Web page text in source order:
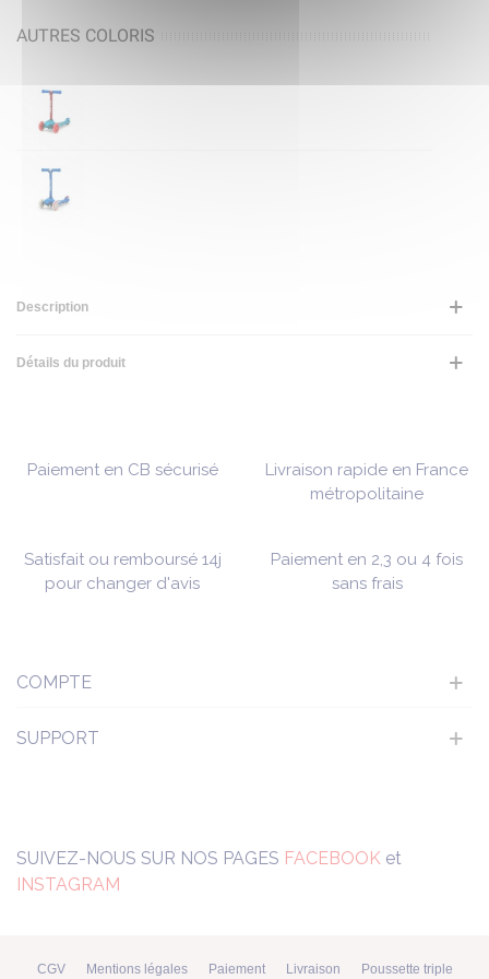
AUTRES COLORIS
Description
Détails du produit
Paiement en CB sécurisé
Livraison rapide en France
métropolitaine
Satisfait ou remboursé 14j
pour changer d'avis
Paiement en 2,3 ou 4 fois
sans frais
SUIVEZ-NOUS SUR NOS PAGES FACEBOOK et
INSTAGRAM
COMPTE
SUPPORT
CGV Mentions légales Paiement Livraison Poussette triple